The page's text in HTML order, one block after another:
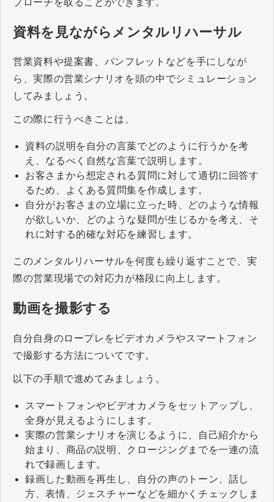
資料を見ながらメンタルリハーサル
営業資料や提案書、パンフレットなどを手にしなが
ら、実際の営業シナリオを頭の中でシミュレーション
してみましょう。
この際に行うべきことは、
資料の説明を自分の言葉でどのように行うかを考
え、なるべく自然な言葉で説明します。
お客さまから想定される質問に対して適切に回答す
るため、よくある質問集を作成します。
自分がお客さまの立場に立った時、どのような情報
が欲しいか、どのような疑問が生じるかを考え、そ
れに対する的確な対応を練習します。
このメンタルリハーサルを何度も繰り返すことで、実
際の営業現場での対応力が格段に向上します。
動画を撮影する
自分自身のロープレをビデオカメラやスマートフォン
で撮影する方法についてです。
以下の手順で進めてみましょう。
スマートフォンやビデオカメラをセットアップし、
全身が見えるようにします。
実際の営業シナリオを演じるように、自己紹介から
始まり、商品の説明、クロージングまでを一連の流
れで録画します。
録画した動画を再生し、自分の声のトーン、話し
方、表情、ジェスチャーなどを細かくチェックしま